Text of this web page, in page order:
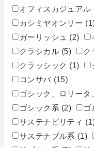
オフィスカジュアル
カシミヤオンリー
ガーリッシュ
(2)
クラシカル (5) ク
クラッシック (1)
コンサバ (15)
ゴシック、ロリータ
ゴシック系 (2) ゴ
サステナビリティ
サステナブル系 (1)